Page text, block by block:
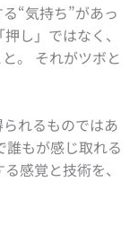
“気持ち”があっ
し」ではなく、
。 それがツボと
れるものではあ
誰もが感じ取れる
感覚と技術を、